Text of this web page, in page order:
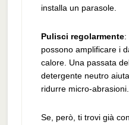
installa un parasole.
Pulisci regolarmente:
possono amplificare i
calore. Una passata
detergente neutro
ridurre micro-abrasioni.
Se, però, ti trovi già